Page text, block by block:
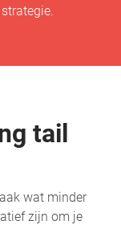
tail
wat minder
zijn om je